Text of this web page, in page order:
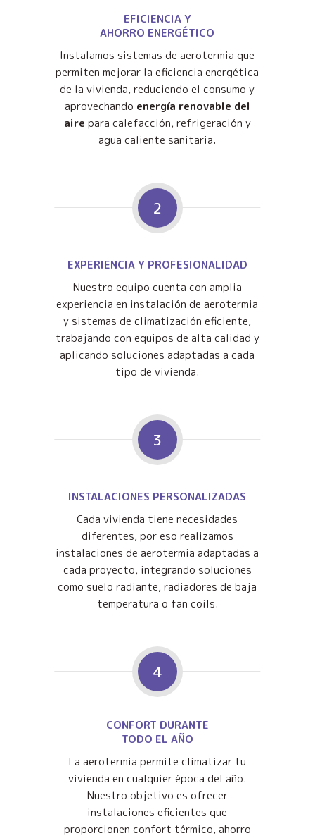
EFICIENCIA Y
AHORRO ENERGÉTICO
Instalamos sistemas de aerotermia que
permiten mejorar la eficiencia energética
de la vivienda, reduciendo el consumo y
aprovechando energía renovable del
aire para calefacción, refrigeración y
agua caliente sanitaria.
2
EXPERIENCIA Y PROFESIONALIDAD
Nuestro equipo cuenta con amplia
experiencia en instalación de aerotermia
y sistemas de climatización eficiente,
trabajando con equipos de alta calidad y
aplicando soluciones adaptadas a cada
tipo de vivienda.
3
INSTALACIONES PERSONALIZADAS
Cada vivienda tiene necesidades
diferentes, por eso realizamos
instalaciones de aerotermia adaptadas a
cada proyecto, integrando soluciones
como suelo radiante, radiadores de baja
temperatura o fan coils.
4
CONFORT DURANTE
TODO EL AÑO
La aerotermia permite climatizar tu
vivienda en cualquier época del año.
Nuestro objetivo es ofrecer
instalaciones eficientes que
proporcionen confort térmico, ahorro